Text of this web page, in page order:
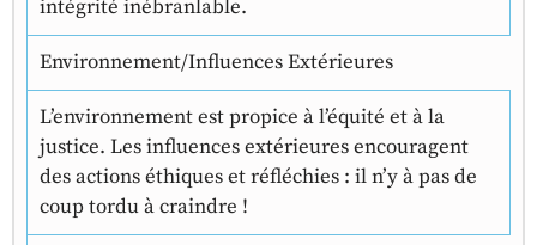
intégrité inébranlable.
Environnement/Influences Extérieures
L’environnement est propice à l’équité et à la
justice. Les influences extérieures encouragent
des actions éthiques et réfléchies : il n’y à pas de
coup tordu à craindre !